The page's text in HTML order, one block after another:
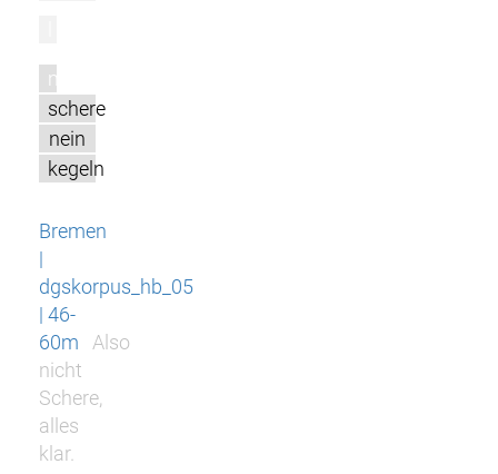
m
schere
nein
kegeln
Bremen
|
dgskorpus_hb_05
| 46-
60m
Also
nicht
Schere,
alles
klar.